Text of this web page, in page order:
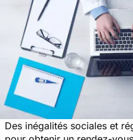
Des inégalités sociales et